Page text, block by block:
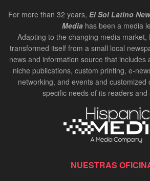
For more than 32 years, El Sol Latino
Media has been a media
Adapting to the changing media market,
transformed itself from a small local
news and information source that includes
niche publications, custom printing, e-
networking, and events and customized
specific needs of its readers and
NUESTRAS